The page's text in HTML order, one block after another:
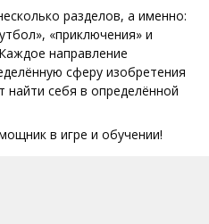
разделов, а именно:
«приключения» и
направление
сферу изобретения
себя в определённой
в игре и обучении!